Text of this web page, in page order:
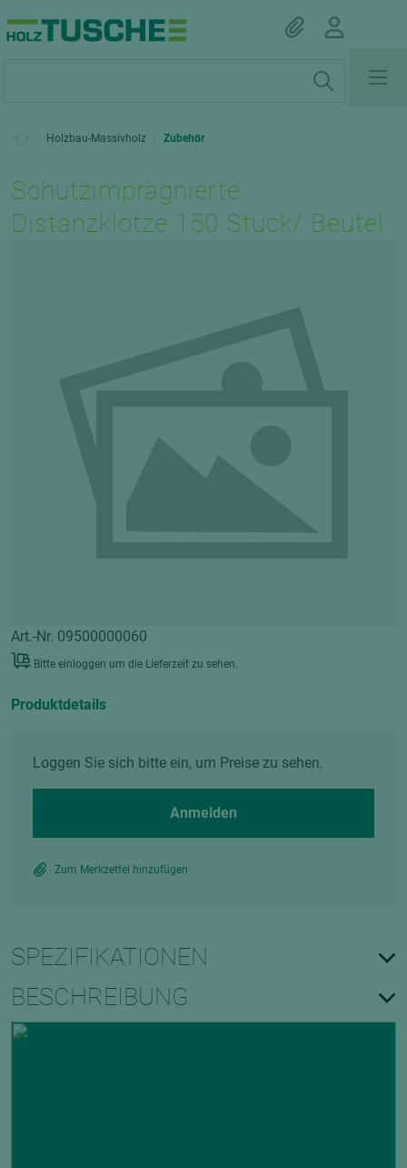
Holzbau-Massivholz Zubehör
Schutzimprägnierte
Distanzklötze 150 Stück/ Beutel
Art.-Nr. 09500000060
Bitte einloggen um die Lieferzeit zu sehen.
Produktdetails
Loggen Sie sich bitte ein, um Preise zu sehen.
Anmelden
Zum Merkzettel hinzufügen
SPEZIFIKATIONEN
BESCHREIBUNG